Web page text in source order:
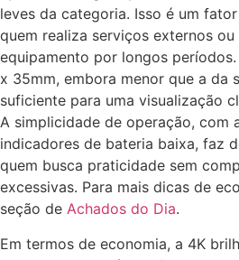
leves da categoria. Isso é um
quem realiza serviços externos
equipamento por longos
x 35mm, embora menor que a da
suficiente para uma visualização
A simplicidade de operação, com
indicadores de bateria baixa, faz
quem busca praticidade sem
excessivas. Para mais dicas de
seção de Achados do Dia.
Em termos de economia, a 4K